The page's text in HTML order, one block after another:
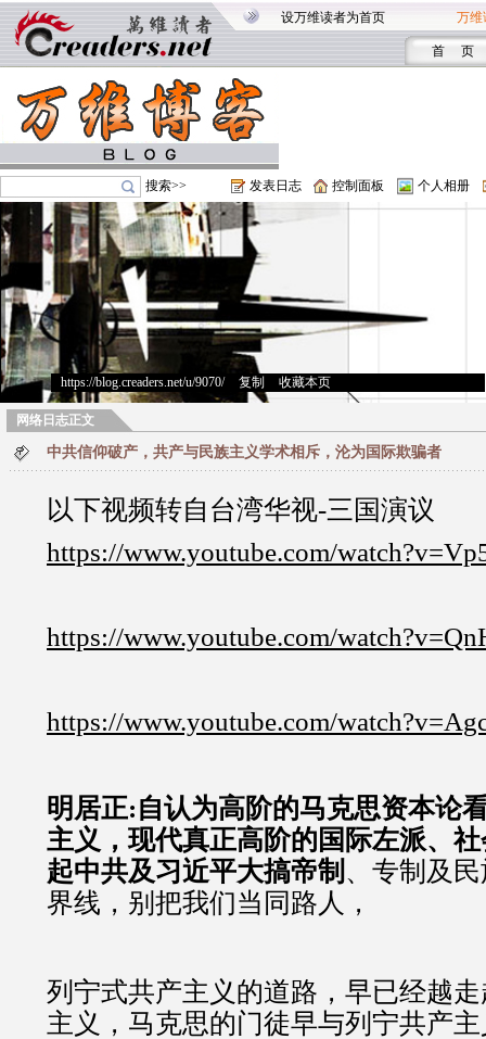
设万维读者为首页 万维
首 页
搜索>> 发表日志 控制面板 个人相册
https://blog.creaders.net/u/9070/> 复制 收藏本页
网络日志正文
中共信仰破产，共产与民族主义学术相斥，沦为国际欺骗者
以下视频转自台湾华视-三国演议
https://www.youtube.com/
https://www.youtube.com/
https://www.youtube.com/
明居正:自认为高阶的马克思资本论
主义，现代真正高阶的国际左派、
起中共及习近平大搞帝制 、专制及
界线，别把我们当同路人，
列宁式共产主义的道路，早已经越
主义，马克思的门徒早与列宁共产